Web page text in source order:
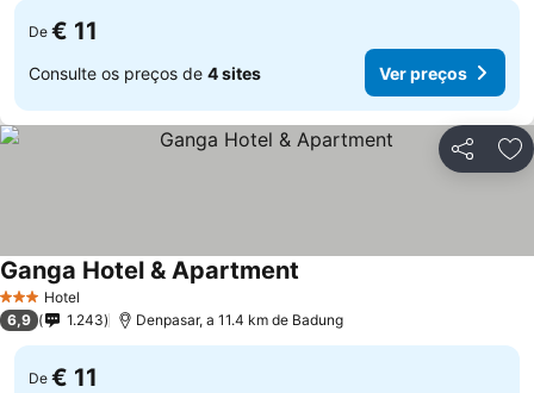
De € 11
Consulte os preços de 4 sites Ver preços
Partilhar
3 EstrelasHotel
Ganga Hotel & Apartment
6,9 1.243 Denpasar, a 11.4 km de Badung
De € 11